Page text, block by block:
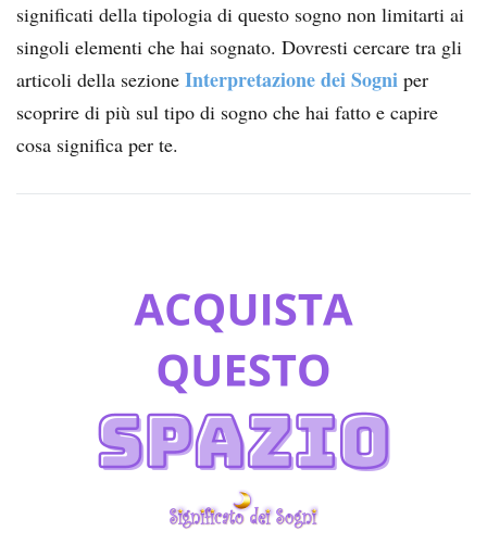
significati della tipologia di questo sogno non limitarti ai
singoli elementi che hai sognato. Dovresti cercare tra gli
articoli della sezione Interpretazione dei Sogni per
scoprire di più sul tipo di sogno che hai fatto e capire
cosa significa per te.